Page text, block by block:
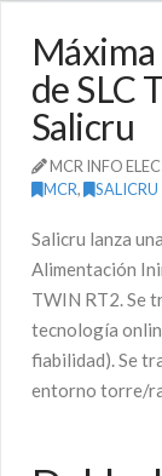
de SLC
Salicru
MCR INFO
MCR, SALICRU
Salicru lanza
Alimentación
TWIN RT2. Se
tecnología
fiabilidad). Se
entorno torre/